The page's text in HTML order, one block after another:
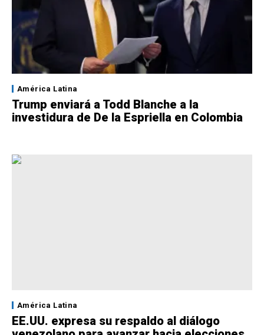
América Latina
Trump enviará a Todd Blanche a la
investidura de De la Espriella en Colombia
América Latina
EE.UU. expresa su respaldo al diálogo